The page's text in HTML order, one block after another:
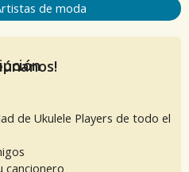
de moda
de Ukulele Players de todo el
cancionero